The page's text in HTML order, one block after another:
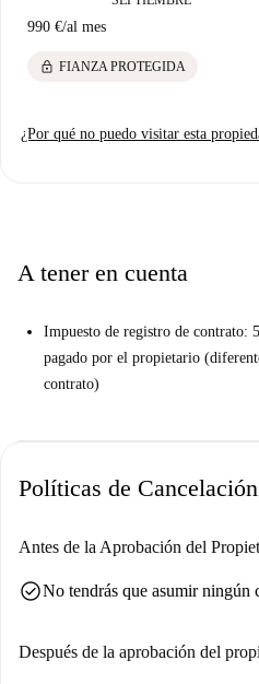
990 €/al mes
lock FIANZA PROTEGIDA
¿Por qué no puedo visitar esta
A tener en cuenta
Impuesto de registro de
pagado por el propietario
contrato)
Políticas de Cancelación
Antes de la Aprobación del
check_circleNo tendrás que asumir ningún
Después de la aprobación del